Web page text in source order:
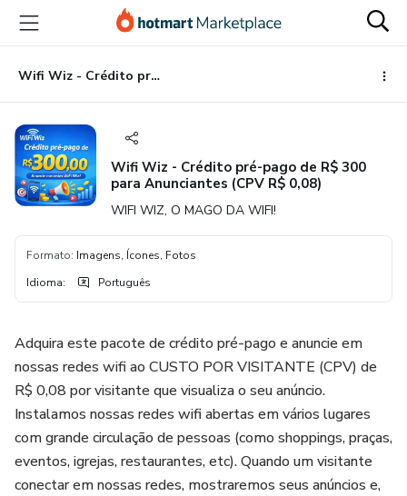
para
conteúdo
principal
para
pagamento
para
rodapé
Wifi Wiz - Crédito pré-pago de R$ 300 para Anunciantes (CPV R$ 0,08)
Wifi Wiz - Crédito pré-pago de R$ 300
para Anunciantes (CPV R$ 0,08)
WIFI WIZ, O MAGO DA WIFI!
Formato: Imagens, Ícones, Fotos
Idioma: Português
Adquira este pacote de crédito pré-pago e anuncie em
nossas redes wifi ao CUSTO POR VISITANTE (CPV) de
R$ 0,08 por visitante que visualiza o seu anúncio.
Instalamos nossas redes wifi abertas em vários lugares
com grande circulação de pessoas (como shoppings, praças,
eventos, igrejas, restaurantes, etc). Quando um visitante
conectar em nossas redes, mostraremos seus anúncios e,